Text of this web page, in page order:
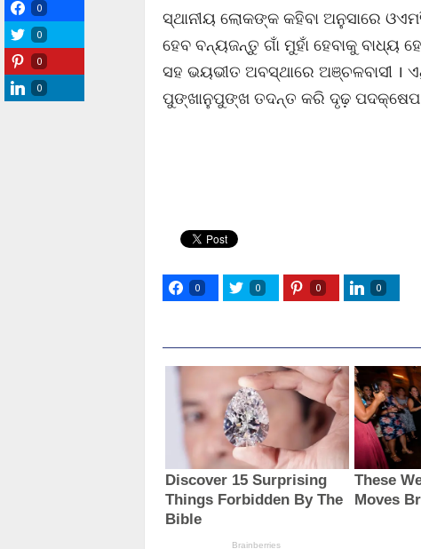
ସ୍ଥାନୀୟ ଲୋକଙ୍କ କହିବା ଅନୁସାରେ
ହେବ ବନ୍ୟଜନ୍ତୁ ଗାଁ ମୁହାଁ ହେବାକୁ ବାଧ୍ୟ
ସହ ଭୟଭୀତ ଅବସ୍ଥାରେ ଅଞ୍ଚଳବାସୀ
ପୁଙ୍ଖାନୁପୁଙ୍ଖ ତଦନ୍ତ କରି ଦୃଢ଼ ପଦକ୍ଷେପ
0 0 0 0
0
0
0
0